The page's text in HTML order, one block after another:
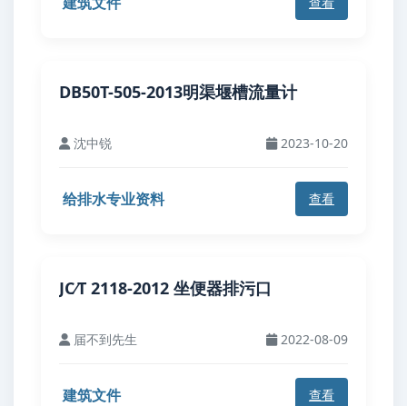
DB50T-505-2013明渠堰槽流量计
沈中锐 2023-10-20
给排水专业资料 查看
JC∕T 2118-2012 坐便器排污口
届不到先生 2022-08-09
建筑文件 查看